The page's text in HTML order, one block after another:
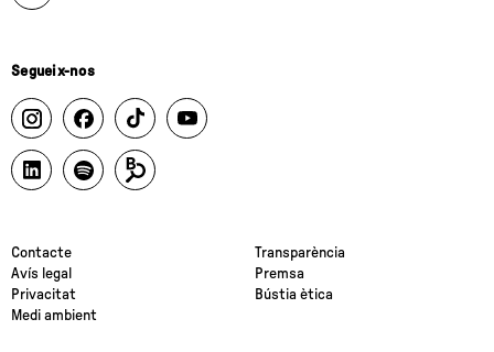
Segueix-nos
Contacte
Avís legal
Privacitat
Medi ambient
Transparència
Premsa
Bústia ètica